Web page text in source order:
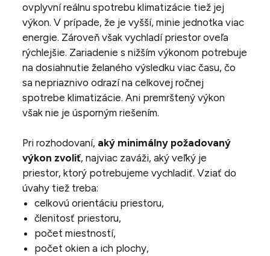
ovplyvní reálnu spotrebu klimatizácie tiež jej
výkon. V prípade, že je vyšší, minie jednotka viac
energie. Zároveň však vychladí priestor oveľa
rýchlejšie. Zariadenie s nižším výkonom potrebuje
na dosiahnutie želaného výsledku viac času, čo
sa nepriaznivo odrazí na celkovej ročnej
spotrebe klimatizácie. Ani premrštený výkon
však nie je úsporným riešením.
Pri rozhodovaní, aký minimálny požadovaný
výkon zvoliť, najviac zaváži, aký veľký je
priestor, ktorý potrebujeme vychladiť. Vziať do
úvahy tiež treba:
celkovú orientáciu priestoru,
členitosť priestoru,
počet miestností,
počet okien a ich plochy,